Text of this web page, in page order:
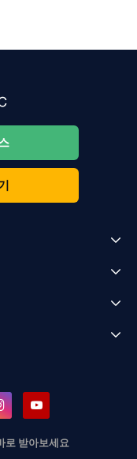
로 받아보세요